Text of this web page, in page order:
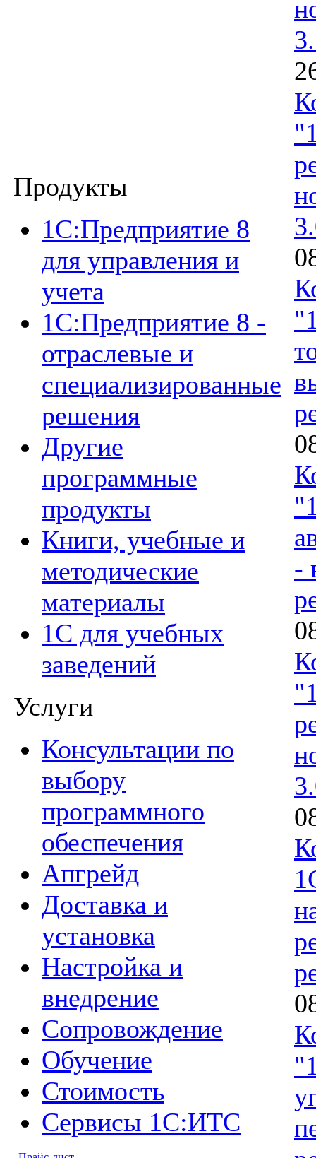
Продукты
1C:Предприятие 8
для управления и
учета
1C:Предприятие 8 -
отраслевые и
специализированные
решения
Другие
программные
продукты
Книги, учебные и
методические
материалы
1С для учебных
заведений
Услуги
Консультации по
выбору
программного
обеспечения
Апгрейд
Доставка и
установка
Настройка и
внедрение
Сопровождение
Обучение
Стоимость
Сервисы 1С:ИТС
-